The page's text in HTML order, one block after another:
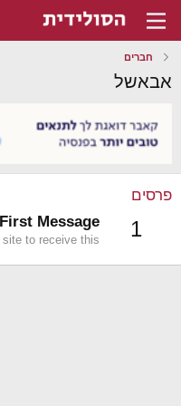
חברים
אבאשל
פרסים
1
First Message
to receive this.